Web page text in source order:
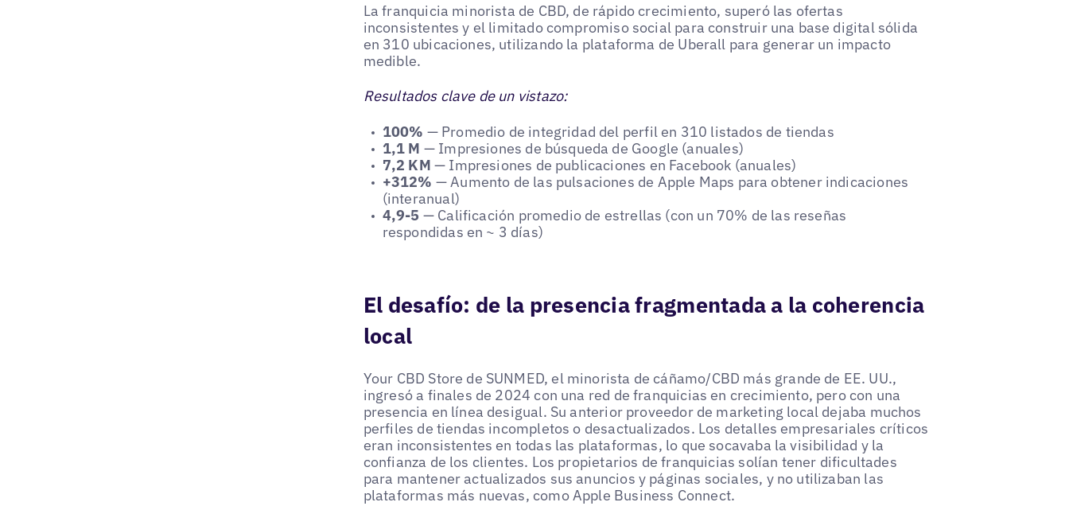
La franquicia minorista de CBD, de rápido crecimiento, superó las ofertas
inconsistentes y el limitado compromiso social para construir una base digital sólida
en 310 ubicaciones, utilizando la plataforma de Uberall para generar un impacto
medible.
Resultados clave de un vistazo:
100% — Promedio de integridad del perfil en 310 listados de tiendas
1,1 M — Impresiones de búsqueda de Google (anuales)
7,2 KM — Impresiones de publicaciones en Facebook (anuales)
+312% — Aumento de las pulsaciones de Apple Maps para obtener indicaciones
(interanual)
4,9-5 — Calificación promedio de estrellas (con un 70% de las reseñas
respondidas en ~ 3 días)
El desafío: de la presencia fragmentada a la coherencia
local
Your CBD Store de SUNMED, el minorista de cáñamo/CBD más grande de EE. UU.,
ingresó a finales de 2024 con una red de franquicias en crecimiento, pero con una
presencia en línea desigual. Su anterior proveedor de marketing local dejaba muchos
perfiles de tiendas incompletos o desactualizados. Los detalles empresariales críticos
eran inconsistentes en todas las plataformas, lo que socavaba la visibilidad y la
confianza de los clientes. Los propietarios de franquicias solían tener dificultades
para mantener actualizados sus anuncios y páginas sociales, y no utilizaban las
plataformas más nuevas, como Apple Business Connect.